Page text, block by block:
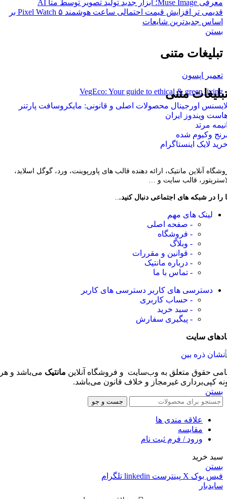
معرفی Muse Image؛ ابزار جدید تولید تصویر توسط متا AI
قدیمی تر
افزایش قیمت احتمالی ساعت هوشمند Pixel Watch ۵ بر
اساس جدیدترین شایعات
بستن
تبلیغات متنی
تعمیر اپسون
VegEco: Your guide to ethical & green living
متنی
اورجینال محصولات اصلی و قانونی: مایکروسافت پارتنر
ویندوز ایران
مرتد
وکیوم شده
لایک اینستاگرام
آنلاین مانتیک، ارائه دهنده قالب های پاورپوینت، ورد، گوگل اسلاید،
قالب سایت و …
را در شبکه های اجتماعی دنبال کنید...
لینک های مهم
- صفحه اصلی
- فروشگاه
- وبلاگ
- قوانین و مقررات
- درباره مانتیک
- تماس با ما
دسترسی های کاربر دسترسی های کاربر
- حساب کاربری
- سبد خرید
- پیگیری سفارش
سایت
حقوق متعلق به وب‌سایت و فروشگاه‌ آنلاین مانتیک می‌باشد و هر
کپی‌برداری غیرمجاز و خلاف قانون می‌باشد.
بستن
جست و جو
علاقه مندی ها
مقایسه
ورود / فرم ثبت نام
سبد خرید
بستن
فیس بوک X پینترست linkedin تلگرام
سایدبار